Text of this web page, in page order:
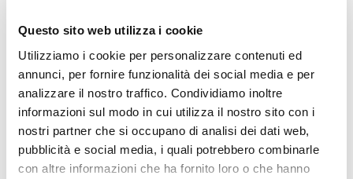
Questo sito web utilizza i cookie
Utilizziamo i cookie per personalizzare contenuti ed
annunci, per fornire funzionalità dei social media e per
analizzare il nostro traffico. Condividiamo inoltre
informazioni sul modo in cui utilizza il nostro sito con i
nostri partner che si occupano di analisi dei dati web,
pubblicità e social media, i quali potrebbero combinarle
con altre informazioni che ha fornito loro o che hanno